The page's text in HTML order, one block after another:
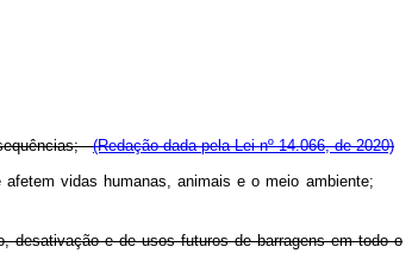
(Redação dada pela Lei nº 14.066, de 2020)
afetem vidas humanas, animais e o meio ambiente;
desativação e de usos futuros de barragens em todo o